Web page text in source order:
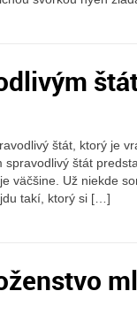
štát, ktorý je
štát
väčšine. Už niekde
takí, ktorý si […]